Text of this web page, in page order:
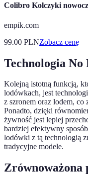
Colibro Kolczyki
empik.com
99.00 PLNZobacz cenę
Technologia No
Kolejną istotną funkcją,
lodówkach, jest
z szronem oraz lodem, co
Ponadto, dzięki
żywność jest lepiej
bardziej efektywny
lodówki z tą technologią
tradycyjne modele.
Zrównoważona